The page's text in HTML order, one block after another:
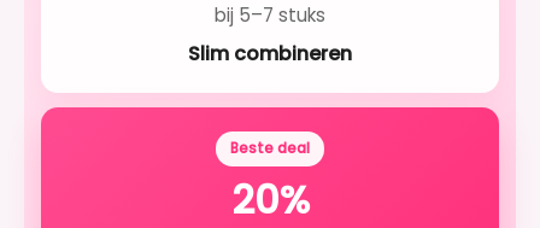
bij 5–7 stuks
Slim combineren
Beste deal
20%